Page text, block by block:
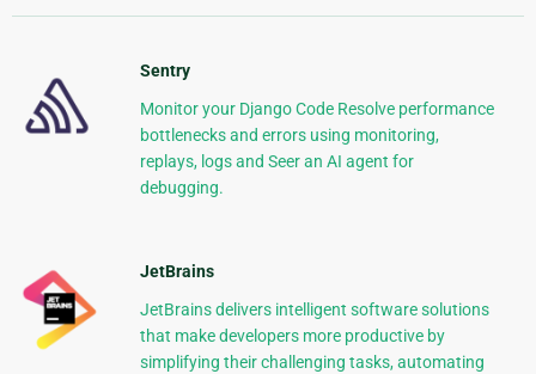
Sentry
Monitor your Django Code Resolve performance
bottlenecks and errors using monitoring,
replays, logs and Seer an AI agent for
debugging.
JetBrains
JetBrains delivers intelligent software solutions
that make developers more productive by
simplifying their challenging tasks, automating